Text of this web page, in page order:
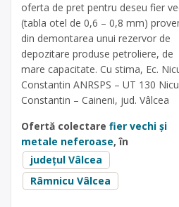
oferta de pret pentru deseu fier
(tabla otel de 0,6 – 0,8 mm)
din demontarea unui rezervor de
depozitare produse petroliere, de
mare capacitate. Cu stima, Ec.
Constantin ANRSPS – UT 130 Nicu
Constantin – Caineni, jud. Vâlcea
Ofertă colectare fier vechi și
metale neferoase, în
județul Vâlcea
Râmnicu Vâlcea